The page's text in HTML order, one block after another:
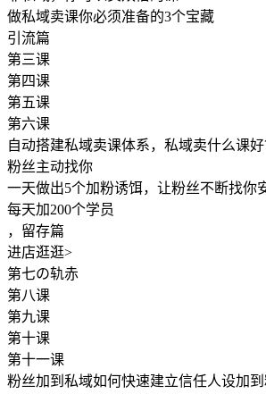
做私域卖课你必须准备的3个宝藏
引流篇
第三课
第四课
第五课
第六课
自动搭建私域卖课体系，私域卖什么课
粉丝主动找你
一天做出5个加粉诱饵，让粉丝不断找你
每天加200个学员
，留存篇
进店逛逛>
第七の轨赤
第八课
第九课
第十课
第十一课
粉丝加到私域如何快速建立信任人设加